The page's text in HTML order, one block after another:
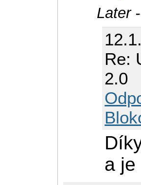
Later
Re:
2.0
a je